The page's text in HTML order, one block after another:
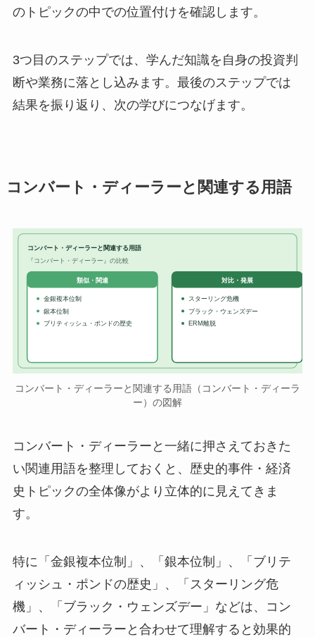
のトピックの中での位置付けを確認します。
3つ目のステップでは、学んだ知識を自身の投資判
断や業務に落とし込みます。最後のステップでは
結果を振り返り、次の学びにつなげます。
コンバート・ディーラーと関連する用語
コンバート・ディーラーと関連する用語
『コンバート・ディーラー』の比較
類似・関連
金銀複本位制
銀本位制
ブリティッシュ・ポンドの歴史
対比・発展
スターリング危機
ブラック・ウェンズデー
ERM離脱
コンバート・ディーラーと関連する用語（コンバート・ディーラ
ー）の図解
コンバート・ディーラーと一緒に押さえておきた
い関連用語を整理しておくと、歴史的事件・経済
史トピックの全体像がより立体的に見えてきま
す。
特に「金銀複本位制」、「銀本位制」、「ブリテ
ィッシュ・ポンドの歴史」、「スターリング危
機」、「ブラック・ウェンズデー」などは、コン
バート・ディーラーと合わせて理解すると効果的